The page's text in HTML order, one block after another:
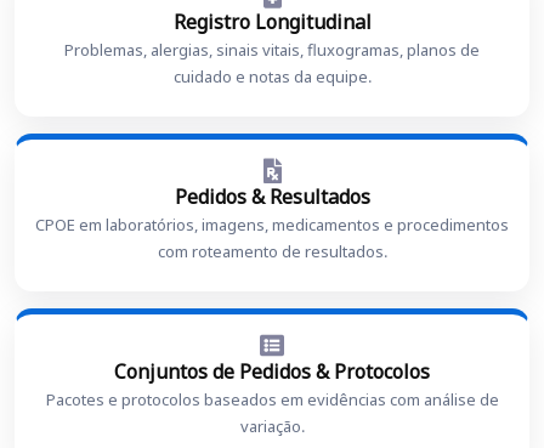
Registro Longitudinal
Problemas, alergias, sinais vitais, fluxogramas, planos de
cuidado e notas da equipe.
Pedidos & Resultados
CPOE em laboratórios, imagens, medicamentos e procedimentos
com roteamento de resultados.
Conjuntos de Pedidos & Protocolos
Pacotes e protocolos baseados em evidências com análise de
variação.